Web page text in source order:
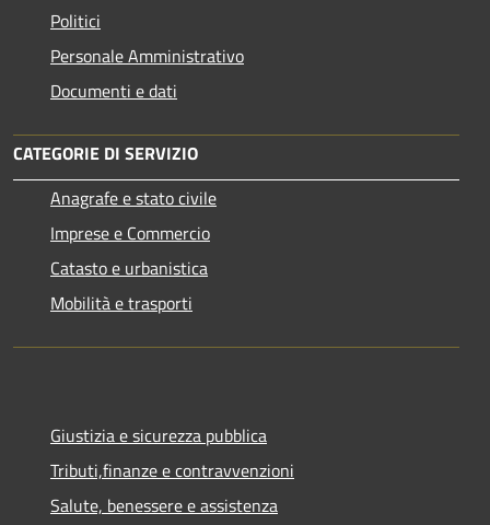
Politici
Personale Amministrativo
Documenti e dati
CATEGORIE DI SERVIZIO
Anagrafe e stato civile
Imprese e Commercio
Catasto e urbanistica
Mobilità e trasporti
Giustizia e sicurezza pubblica
Tributi,finanze e contravvenzioni
Salute, benessere e assistenza